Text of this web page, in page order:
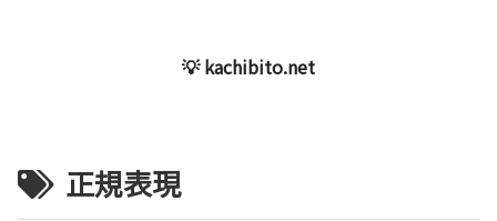
💡 kachibito.net
正規表現